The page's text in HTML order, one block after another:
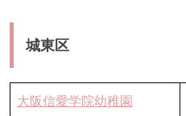
城東区
大阪信愛学院幼稚園